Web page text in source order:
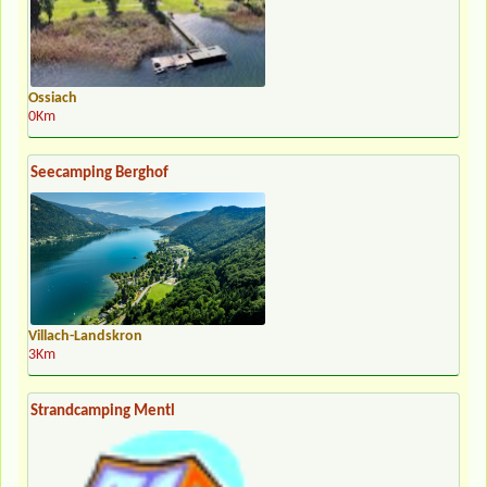
Ossiach
0Km
Seecamping Berghof
Villach-Landskron
3Km
Strandcamping Mentl